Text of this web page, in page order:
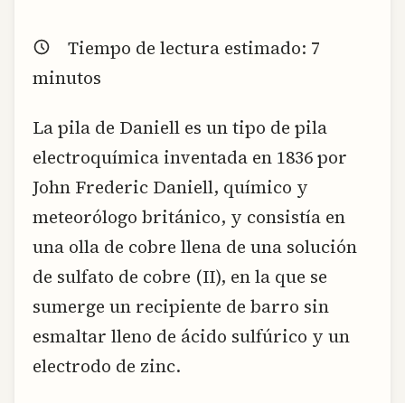
Tiempo de lectura estimado: 7
minutos
La pila de Daniell es un tipo de pila
electroquímica inventada en 1836 por
John Frederic Daniell, químico y
meteorólogo británico, y consistía en
una olla de cobre llena de una solución
de sulfato de cobre (II), en la que se
sumerge un recipiente de barro sin
esmaltar lleno de ácido sulfúrico y un
electrodo de zinc.